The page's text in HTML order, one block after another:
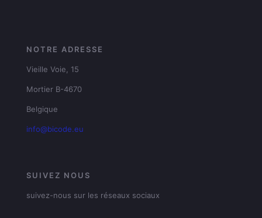
NOTRE ADRESSE
Vieille Voie, 15
Mortier B-4670
Belgique
info@bicode.eu
SUIVEZ NOUS
suivez-nous sur les réseaux sociaux